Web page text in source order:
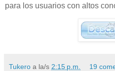
para los usuarios con altos
Tukero a la/s 2:15 p.m. 19